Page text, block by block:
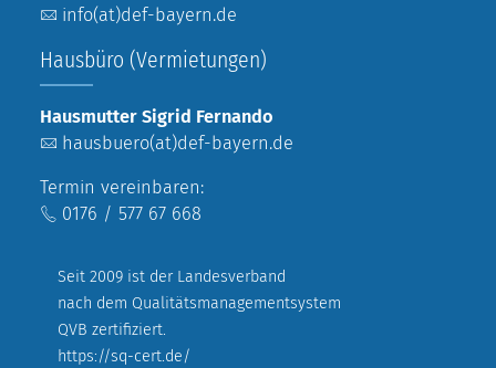
info(at)def-bayern.de
Hausbüro (Vermietungen)
Hausmutter Sigrid Fernando
hausbuero(at)def-bayern.de
Termin vereinbaren:
0176 / 577 67 668
Seit 2009 ist der Landesverband
nach dem Qualitätsmanagementsystem
QVB zertifiziert.
https://sq-cert.de/